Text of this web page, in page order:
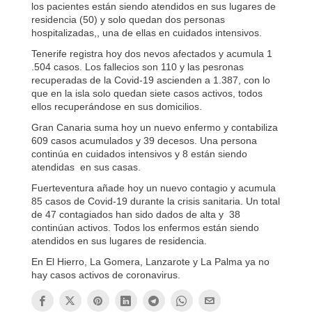
los pacientes están siendo atendidos en sus lugares de
residencia (50) y solo quedan dos personas
hospitalizadas,, una de ellas en cuidados intensivos.
Tenerife registra hoy dos nevos afectados y acumula 1
.504 casos. Los fallecios son 110 y las pesronas
recuperadas de la Covid-19 ascienden a 1.387, con lo
que en la isla solo quedan siete casos activos, todos
ellos recuperándose en sus domicilios.
Gran Canaria suma hoy un nuevo enfermo y contabiliza
609 casos acumulados y 39 decesos. Una persona
continúa en cuidados intensivos y 8 están siendo
atendidas en sus casas.
Fuerteventura añade hoy un nuevo contagio y acumula
85 casos de Covid-19 durante la crisis sanitaria. Un total
de 47 contagiados han sido dados de alta y 38
continúan activos. Todos los enfermos están siendo
atendidos en sus lugares de residencia.
En El Hierro, La Gomera, Lanzarote y La Palma ya no
hay casos activos de coronavirus.